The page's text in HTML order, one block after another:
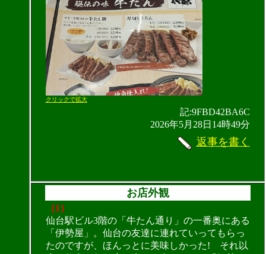
クリックで拡大
記:9FBD42BA6C
2026年5月28日14時49分
返事を書く
お店外観
（1）
仙台駅ビル3階の「牛たん通り」の一番奥にある
「伊勢屋」。仙台の友達に連れていってもらっ
たのですが、ほんっとに美味しかった! それ以